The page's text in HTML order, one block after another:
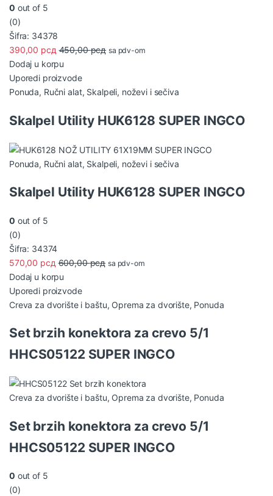
0 out of 5
(0)
Šifra: 34378
390,00 рсд 450,00рсд sa pdv-om
Dodaj u korpu
Uporedi proizvode
Ponuda, Ručni alat, Skalpeli, noževi i sečiva
Skalpel Utility HUK6128 SUPER INGCO
Ponuda, Ručni alat, Skalpeli, noževi i sečiva
Skalpel Utility HUK6128 SUPER INGCO
0 out of 5
(0)
Šifra: 34374
570,00 рсд 600,00рсд sa pdv-om
Dodaj u korpu
Uporedi proizvode
Creva za dvorište i baštu, Oprema za dvorište, Ponuda
Set brzih konektora za crevo 5/1
HHCS05122 SUPER INGCO
Creva za dvorište i baštu, Oprema za dvorište, Ponuda
Set brzih konektora za crevo 5/1
HHCS05122 SUPER INGCO
0 out of 5
(0)